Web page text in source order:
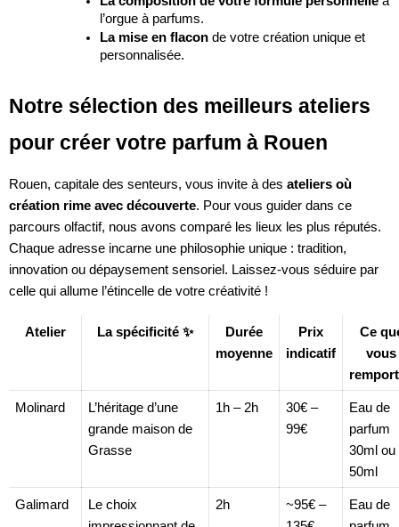
l’orgue à parfums.
La mise en flacon de votre création unique et
personnalisée.
Notre sélection des meilleurs ateliers
pour créer votre parfum à Rouen
Rouen, capitale des senteurs, vous invite à des ateliers où
création rime avec découverte. Pour vous guider dans ce
parcours olfactif, nous avons comparé les lieux les plus réputés.
Chaque adresse incarne une philosophie unique : tradition,
innovation ou dépaysement sensoriel. Laissez-vous séduire par
celle qui allume l’étincelle de votre créativité !
Atelier La spécificité ✨
Durée
moyenne
Prix
indicatif
Ce
vous
Molinard
L’héritage d’une
grande maison de
Grasse
1h – 2h
30€ –
99€
Eau de
parfum
30ml ou
50ml
Galimard
Le choix
2h
~95€ –
Eau de